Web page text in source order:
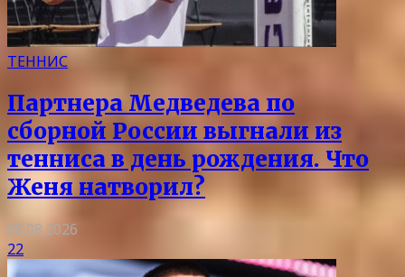
ТЕННИС
Партнера Медведева по
сборной России выгнали из
тенниса в день рождения. Что
Женя натворил?
08.08.2026
22